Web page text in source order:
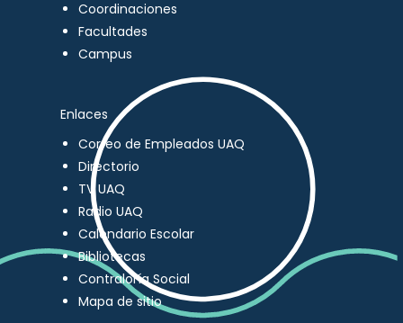
Coordinaciones
Facultades
Campus
Enlaces
Correo de Empleados UAQ
Directorio
TV UAQ
Radio UAQ
Calendario Escolar
Bibliotecas
Contraloría Social
Mapa de sitio